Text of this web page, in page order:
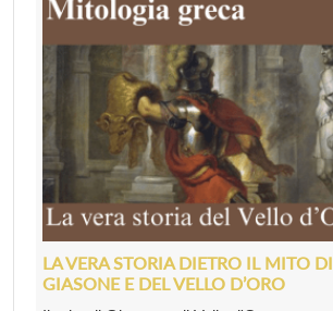
LA VERA STORIA DIETRO IL MITO DI
GIASONE E DEL VELLO D’ORO